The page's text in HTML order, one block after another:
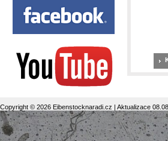
Copyright © 2026 Eibenstocknaradi.cz | Aktualizace